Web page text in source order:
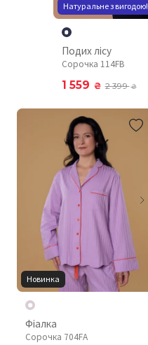
Натуральне з вигодою!
Подих лісу
Сорочка 114FB
1 559 ₴ 2 399₴
Новинка
Фіалка
Сорочка 704FA